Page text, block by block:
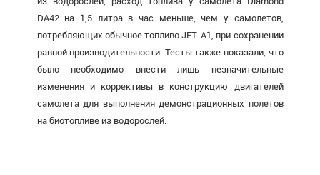
DA42 на 1,5 литра в час меньше, чем у самолетов,
потребляющих обычное топливо JET-A1, при сохранении
равной производительности. Тесты также показали, что
было необходимо внести лишь незначительные
изменения и коррективы в конструкцию двигателей
самолета для выполнения демонстрационных полетов
на биотопливе из водорослей.